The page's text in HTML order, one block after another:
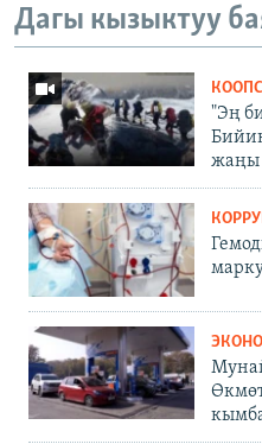
Дагы кызыктуу
"Эң
жаңы